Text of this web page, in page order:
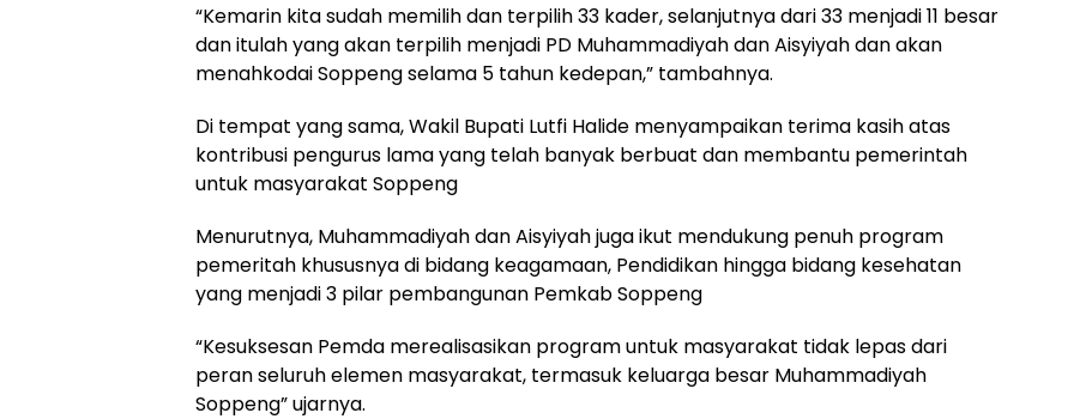
“Kemarin kita sudah memilih dan terpilih 33 kader, selanjutnya dari 33 menjadi 11 besar
dan itulah yang akan terpilih menjadi PD Muhammadiyah dan Aisyiyah dan akan
menahkodai Soppeng selama 5 tahun kedepan,” tambahnya.
Di tempat yang sama, Wakil Bupati Lutfi Halide menyampaikan terima kasih atas
kontribusi pengurus lama yang telah banyak berbuat dan membantu pemerintah
untuk masyarakat Soppeng
Menurutnya, Muhammadiyah dan Aisyiyah juga ikut mendukung penuh program
pemeritah khususnya di bidang keagamaan, Pendidikan hingga bidang kesehatan
yang menjadi 3 pilar pembangunan Pemkab Soppeng
“Kesuksesan Pemda merealisasikan program untuk masyarakat tidak lepas dari
peran seluruh elemen masyarakat, termasuk keluarga besar Muhammadiyah
Soppeng” ujarnya.